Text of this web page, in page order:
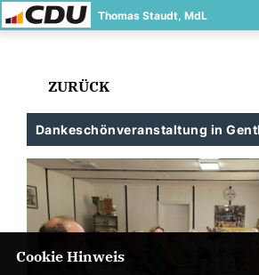
Thomas Staudt, MdL
ZURÜCK
Dankeschönveranstaltung in
Cookie Hinweis